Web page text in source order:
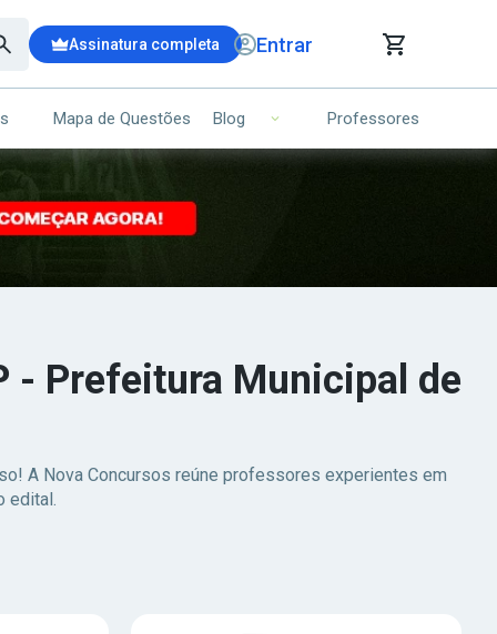
Assinatura completa Entrar
DE COMPRAS
(00)
Seu carrinho ainda está vazio.
Mapa de Questões Blog Professores
- Prefeitura Municipal de
A Nova Concursos reúne professores experientes em
edital.